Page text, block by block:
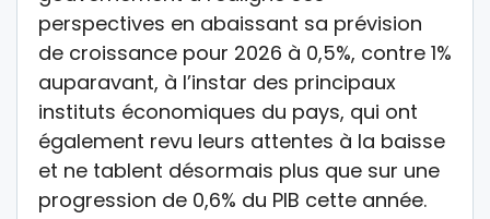
perspectives en abaissant sa prévision
de croissance pour 2026 à 0,5%, contre 1%
auparavant, à l’instar des principaux
instituts économiques du pays, qui ont
également revu leurs attentes à la baisse
et ne tablent désormais plus que sur une
progression de 0,6% du PIB cette année.